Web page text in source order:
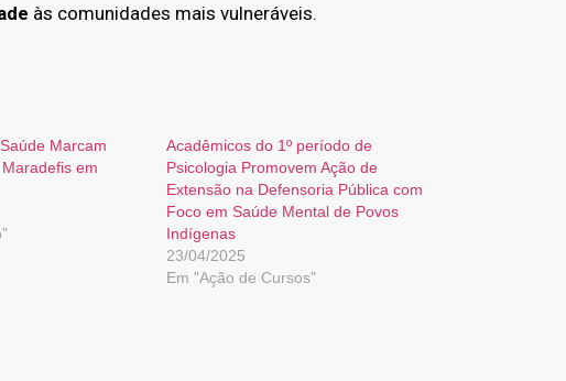
às comunidades mais vulneráveis.
Marcam
em
Acadêmicos do 1º período de
Psicologia Promovem Ação de
Extensão na Defensoria Pública com
Foco em Saúde Mental de Povos
Indígenas
23/04/2025
Em "Ação de Cursos"